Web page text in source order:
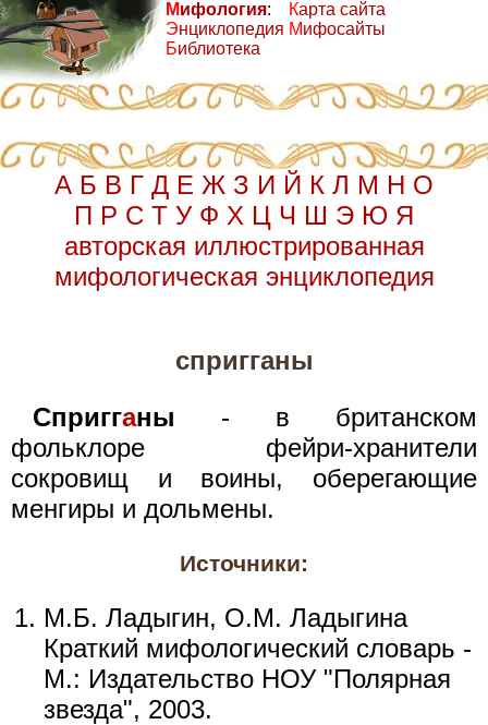
Мифология:
Энциклопедия
Библиотека
Карта сайта
Мифосайты
А Б В Г Д Е Ж З И Й К Л М Н О
П Р С Т У Ф Х Ц Ч Ш Э Ю Я
авторская иллюстрированная
мифологическая энциклопедия
спригганы
Спригганы - в британском
фольклоре фейри-хранители
сокровищ и воины, оберегающие
менгиры и дольмены.
Источники:
М.Б. Ладыгин, О.М. Ладыгина
Краткий мифологический словарь -
М.: Издательство НОУ "Полярная
звезда", 2003.